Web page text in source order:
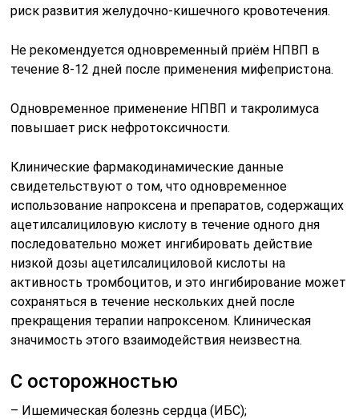
риск развития желудочно-кишечного кровотечения.
Не рекомендуется одновременный приём НПВП в
течение 8-12 дней после применения мифепристона.
Одновременное применение НПВП и такролимуса
повышает риск нефротоксичности.
Клинические фармакодинамические данные
свидетельствуют о том, что одновременное
использование напроксена и препаратов, содержащих
ацетилсалициловую кислоту в течение одного дня
последовательно может ингибировать действие
низкой дозы ацетилсалициловой кислоты на
активность тромбоцитов, и это ингибирование может
сохраняться в течение нескольких дней после
прекращения терапии напроксеном. Клиническая
значимость этого взаимодействия неизвестна.
С осторожностью
– Ишемическая болезнь сердца (ИБС);